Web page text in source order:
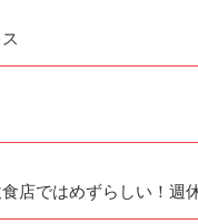
店ではめずらしい！週